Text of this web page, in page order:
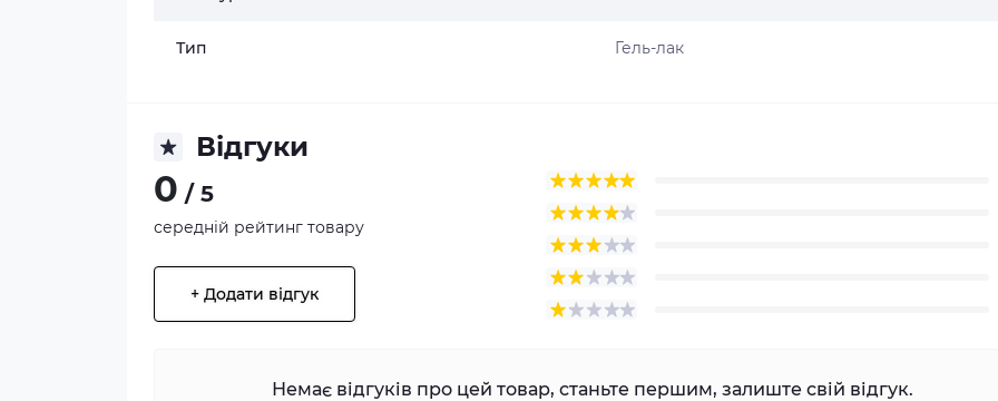
Тип Гель-лак
Відгуки
0 / 5
середній рейтинг товару
+ Додати відгук
Немає відгуків про цей товар, станьте першим, залиште свій відгук.